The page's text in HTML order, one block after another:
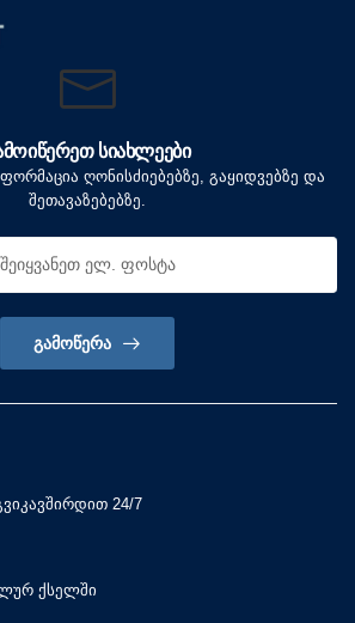
ᲡᲘᲐᲮᲚᲔᲔᲑᲘ
ღონისძიებებზე, გაყიდვებზე და
შეთავაზებებზე.
ᲒᲐᲛᲝᲬᲔᲠᲐ
24/7
ქსელში